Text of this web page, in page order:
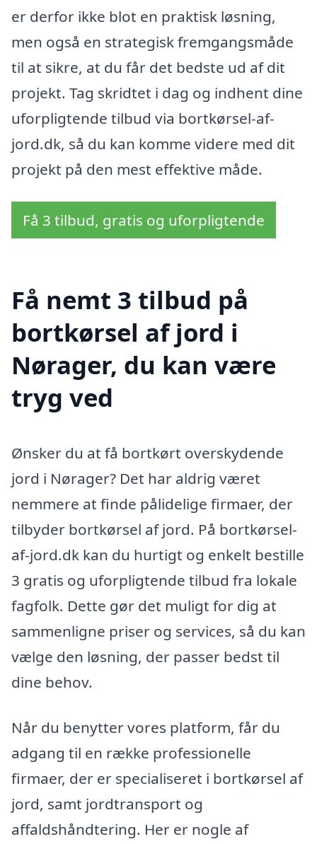
er derfor ikke blot en praktisk løsning,
men også en strategisk fremgangsmåde
til at sikre, at du får det bedste ud af dit
projekt. Tag skridtet i dag og indhent dine
uforpligtende tilbud via bortkørsel-af-
jord.dk, så du kan komme videre med dit
projekt på den mest effektive måde.
Få 3 tilbud, gratis og uforpligtende
Få nemt 3 tilbud på
bortkørsel af jord i
Nørager, du kan være
tryg ved
Ønsker du at få bortkørt overskydende
jord i Nørager? Det har aldrig været
nemmere at finde pålidelige firmaer, der
tilbyder bortkørsel af jord. På bortkørsel-
af-jord.dk kan du hurtigt og enkelt bestille
3 gratis og uforpligtende tilbud fra lokale
fagfolk. Dette gør det muligt for dig at
sammenligne priser og services, så du kan
vælge den løsning, der passer bedst til
dine behov.
Når du benytter vores platform, får du
adgang til en række professionelle
firmaer, der er specialiseret i bortkørsel af
jord, samt jordtransport og
affaldshåndtering. Her er nogle af